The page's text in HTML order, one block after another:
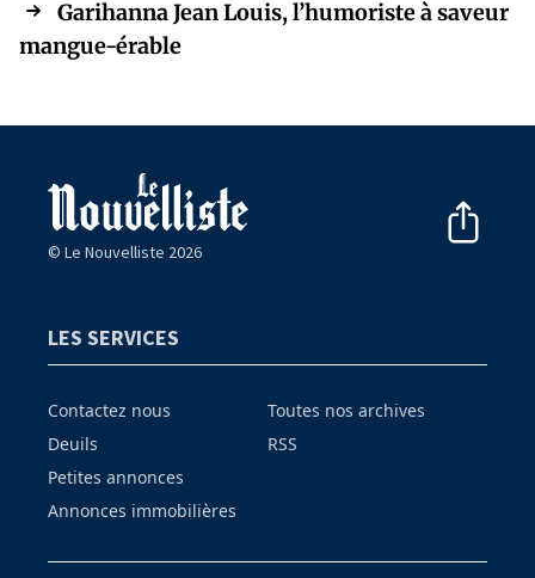
Garihanna Jean Louis, l’humoriste à saveur
mangue-érable
© Le Nouvelliste 2026
LES SERVICES
Contactez nous
Deuils
Petites annonces
Annonces immobilières
Toutes nos archives
RSS